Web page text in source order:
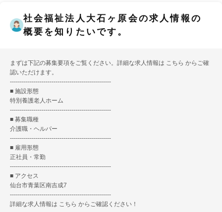
社会福祉法人大石ヶ原会の求人情報の
概要を知りたいです。
まずは下記の募集要項をご覧ください。詳細な求人情報は こちら からご確
認いただけます。
---------------------------------------------------
■ 施設形態
特別養護老人ホーム
---------------------------------------------------
■ 募集職種
介護職・ヘルパー
---------------------------------------------------
■ 雇用形態
正社員・常勤
---------------------------------------------------
■ アクセス
仙台市青葉区南吉成7
---------------------------------------------------
詳細な求人情報は こちら からご確認ください！